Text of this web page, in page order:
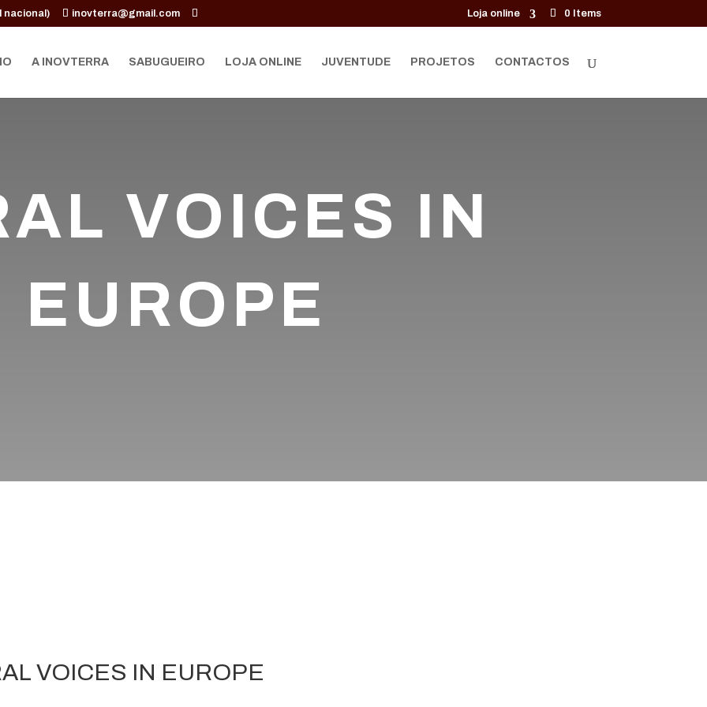
nacional) inovterra@gmail.com Loja online 0 Items
A INOVTERRA SABUGUEIRO LOJA ONLINE JUVENTUDE PROJETOS CONTACTOS
VOICES IN
EUROPE
VOICES IN EUROPE